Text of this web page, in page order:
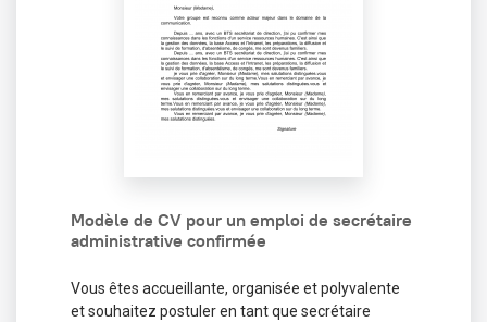
Modèle de CV pour un emploi de secrétaire
administrative confirmée
Vous êtes accueillante, organisée et polyvalente
et souhaitez postuler en tant que secrétaire